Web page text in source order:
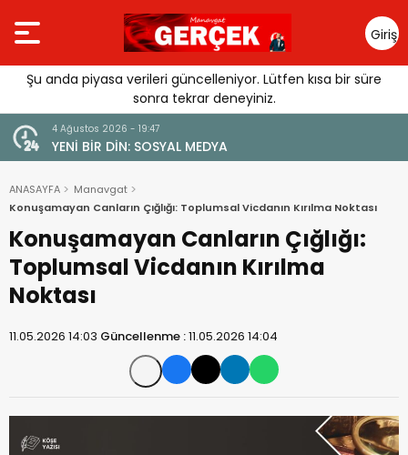
Giriş
Yap
Şu anda piyasa verileri güncelleniyor. Lütfen kısa bir süre
sonra tekrar deneyiniz.
4 Ağustos 2026 - 19:47
YENİ BİR DİN: SOSYAL MEDYA
ANASAYFA
Manavgat
Konuşamayan Canların Çığlığı: Toplumsal Vicdanın Kırılma Noktası
Konuşamayan Canların Çığlığı:
Toplumsal Vicdanın Kırılma
Noktası
11.05.2026 14:03 Güncellenme :11.05.2026 14:04